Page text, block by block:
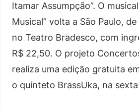
Itamar Assumpção”. O
Musical” volta a São Paulo,
no Teatro Bradesco, com
R$ 22,50. O projeto
realiza uma edição gratuita
o quinteto BrassUka, na